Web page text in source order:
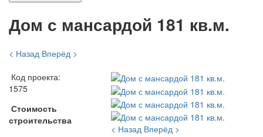
Дом с мансардой 181 кв.м.
< Назад Вперёд >
Код проекта:
1575
Стоимость
строительства
< Назад Вперёд >